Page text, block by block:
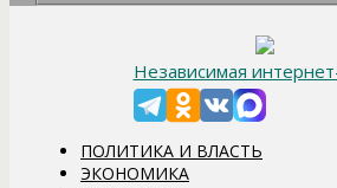
Независимая
ПОЛИТИКА И ВЛАСТЬ
ЭКОНОМИКА